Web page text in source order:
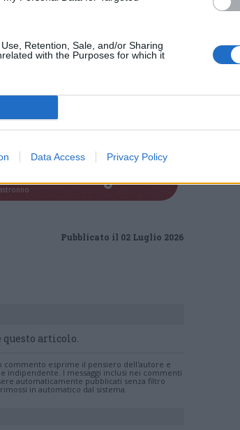
Retention, Sale, and/or Sharing
with the Purposes for which it
Data Access Privacy Policy
Tutti gli eventi
diagosto
Pubblicato il 02 Luglio 2026
articolo.
commento esprime il pensiero dell'autore e
indipendente. I messaggi inclusi nei commenti
automaticamente pubblicati senza filtro
in automatico dal sistema.